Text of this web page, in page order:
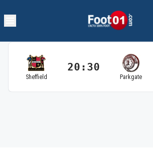
Sheffield
20:30
Parkgate